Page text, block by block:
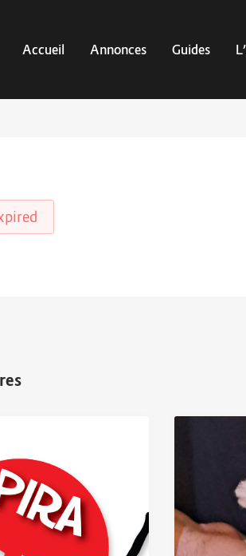
Accueil Annonces Guides